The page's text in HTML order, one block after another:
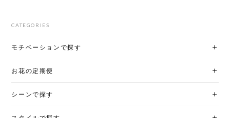
CATEGORIES
モチベーションで探す
お花の定期便
シーンで探す